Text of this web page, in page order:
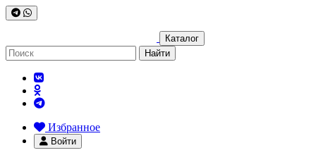
Каталог
Найти
Избранное
Войти